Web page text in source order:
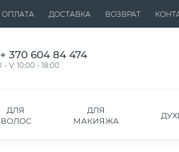
ОПЛАТА ДОСТАВКА ВОЗВРАТ
+ 370 604 84 474
I - V: 10:00 - 18:00
ДЛЯ
ВОЛОС
ДЛЯ
МАКИЯЖА